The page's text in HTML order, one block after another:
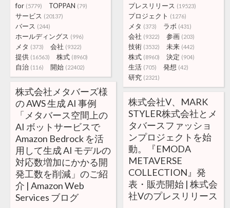
プレスリリース (19523)
プロジェクト (1276)
メタ (373) ラボ (431)
会社 (9322) 参画 (203)
技術 (3532) 未来 (442)
株式 (8960) 決定 (904)
生活 (705) 発想 (42)
研究 (2321)
for (5779) TOPPAN (79)
サービス (20137)
バース (244)
ホールディングス (996)
メタ (373) 会社 (9322)
提供 (16563) 株式 (8960)
自治 (116) 開始 (22402)
株式会社メタバーズ様
の AWS 生成 AI 事例
「メタバース空間上の
AI ボットサービスで
Amazon Bedrock を活
用して生成 AI モデルの
対応数増加にかかる開
発工数を削減」のご紹
介 | Amazon Web
Services ブログ
株式会社V、MARK
STYLER株式会社とメ
タバースファッショ
ンプロジェクトを始
動。『EMODA
METAVERSE
COLLECTION』発
表・販売開始 | 株式会
社Vのプレスリリース